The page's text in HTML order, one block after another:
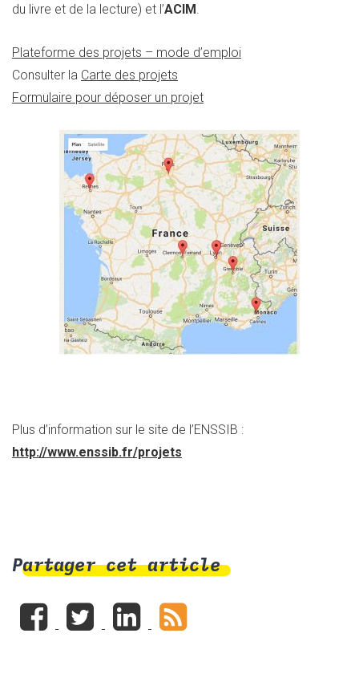
du livre et de la lecture) et l’ACIM.
Plateforme des projets – mode d’emploi
Consulter la Carte des projets
Formulaire pour déposer un projet
Plus d’information sur le site de l’ENSSIB :
http://www.enssib.fr/projets
Partager cet article